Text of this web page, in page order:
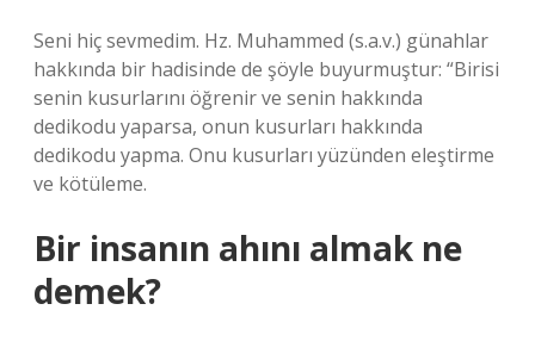
Seni hiç sevmedim. Hz. Muhammed (s.a.v.) günahlar
hakkında bir hadisinde de şöyle buyurmuştur: “Birisi
senin kusurlarını öğrenir ve senin hakkında
dedikodu yaparsa, onun kusurları hakkında
dedikodu yapma. Onu kusurları yüzünden eleştirme
ve kötüleme.
Bir insanın ahını almak ne
demek?